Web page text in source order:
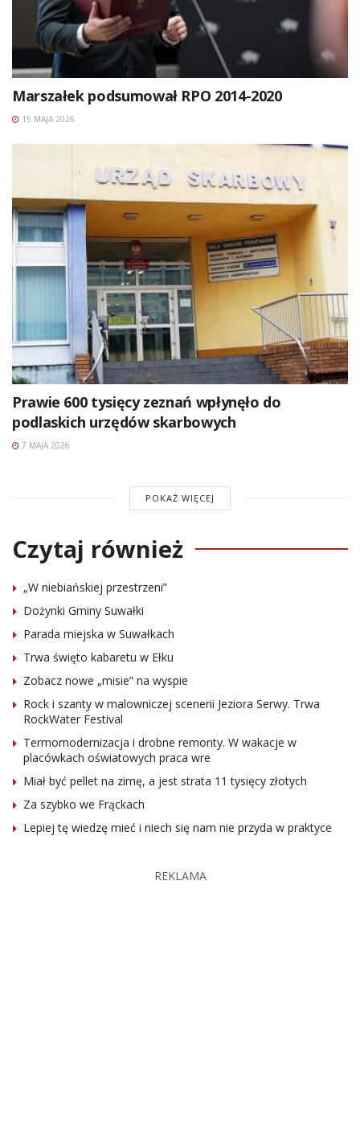
Marszałek podsumował RPO 2014-2020
15 MAJA 2026
Prawie 600 tysięcy zeznań wpłynęło do
podlaskich urzędów skarbowych
7 MAJA 2026
POKAŻ WIĘCEJ
Czytaj również
„W niebiańskiej przestrzeni”
Dożynki Gminy Suwałki
Parada miejska w Suwałkach
Trwa święto kabaretu w Ełku
Zobacz nowe „misie” na wyspie
Rock i szanty w malowniczej scenerii Jeziora Serwy. Trwa
RockWater Festival
Termomodernizacja i drobne remonty. W wakacje w
placówkach oświatowych praca wre
Miał być pellet na zimę, a jest strata 11 tysięcy złotych
Za szybko we Frąckach
Lepiej tę wiedzę mieć i niech się nam nie przyda w praktyce
REKLAMA